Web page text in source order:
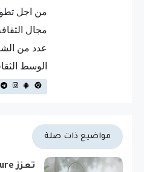
من اجل
مجال
عدد من
الوسط
مواضيع ذات صلة